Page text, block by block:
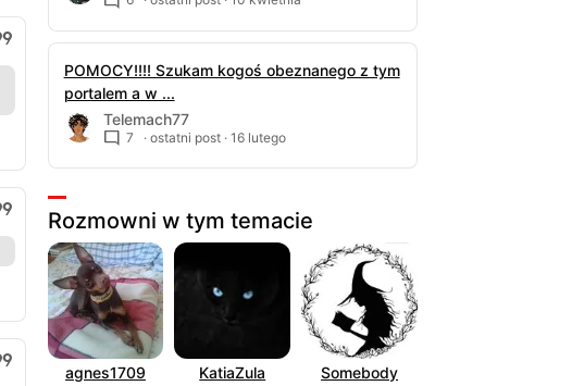
POMOCY!!!! Szukam kogoś obeznanego z tym
portalem a w ...
Telemach77
7 · ostatni post · 16 lutego
Rozmowni w tym temacie
agnes1709 KatiaZula Somebody